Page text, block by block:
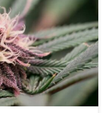
hodowcy jeszcze się nie
przejść przez proces
najwyższą jakość produktu
poprawia